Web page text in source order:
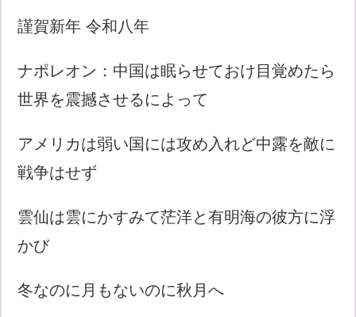
謹賀新年 令和八年
ナポレオン：中国は眠らせておけ目覚めたら
世界を震撼させるによって
アメリカは弱い国には攻め入れど中露を敵に
戦争はせず
雲仙は雲にかすみて茫洋と有明海の彼方に浮
かび
冬なのに月もないのに秋月へ